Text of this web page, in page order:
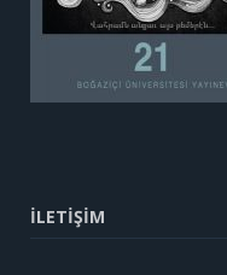
İLETİŞİM